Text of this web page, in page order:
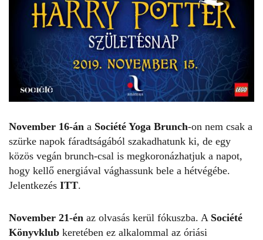
November 16-án a Société Yoga Brunch-on nem csak a
szürke napok fáradtságából szakadhatunk ki, de egy
közös vegán brunch-csal is megkoronázhatjuk a napot,
hogy kellő energiával vághassunk bele a hétvégébe.
Jelentkezés ITT.
November 21-én az olvasás kerül fókuszba. A Société
Könyvklub keretében ez alkalommal az óriási